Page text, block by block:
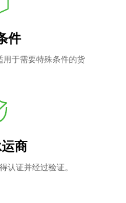
件
用于需要特殊条件的货
商
认证并经过验证。